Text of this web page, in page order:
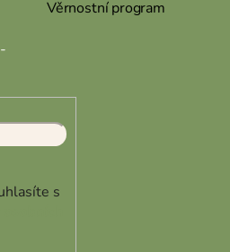
s
Věrnostní program